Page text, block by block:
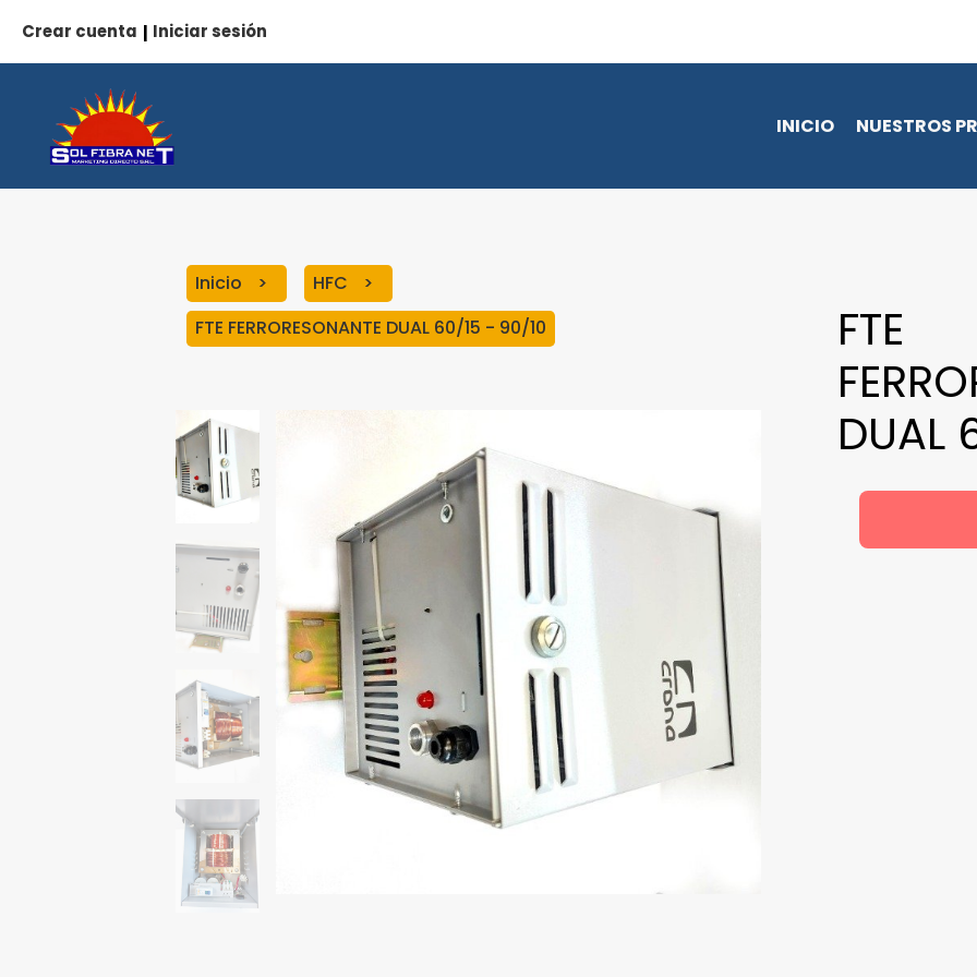
Crear cuenta Iniciar sesión
INICIO NUESTROS
Inicio
HFC
FTE FERRORESONANTE DUAL 60/15 - 90/10
FTE
DUAL